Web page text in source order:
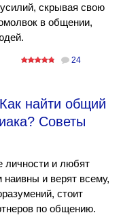
скрывая свою
в общении,
24
Как найти общий
Советы
и любят
и верят всему,
стоит
по общению.